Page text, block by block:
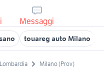
Messaggi
touareg auto Milano
Lombardia Milano (Prov)